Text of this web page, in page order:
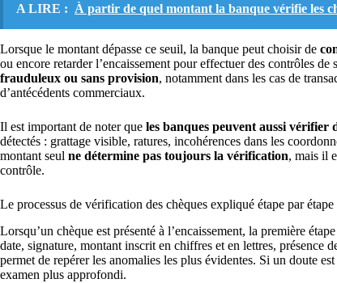
A LIRE : À partir de quel montant la banque vérifie les
Lorsque le montant dépasse ce seuil, la banque peut choisir de
ou encore retarder l’encaissement pour effectuer des contrôles
frauduleux ou sans provision, notamment dans les cas de
d’antécédents commerciaux.
Il est important de noter que les banques peuvent aussi vérifier
détectés : grattage visible, ratures, incohérences dans les
montant seul ne détermine pas toujours la vérification, mais il
contrôle.
Le processus de vérification des chèques expliqué étape par étape
Lorsqu’un chèque est présenté à l’encaissement, la première
date, signature, montant inscrit en chiffres et en lettres, présence
permet de repérer les anomalies les plus évidentes. Si un doute
examen plus approfondi.